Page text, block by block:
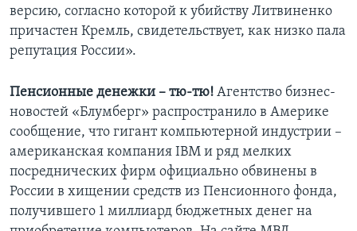
версию, согласно которой к убийству Литвиненко
причастен Кремль, свидетельствует, как низко пала
репутация России».
Пенсионные денежки – тю-тю! Агентство бизнес-
новостей «Блумберг» распространило в Америке
сообщение, что гигант компьютерной индустрии –
американская компания IBM и ряд мелких
посреднических фирм официально обвинены в
России в хищении средств из Пенсионного фонда,
получившего 1 миллиард бюджетных денег на